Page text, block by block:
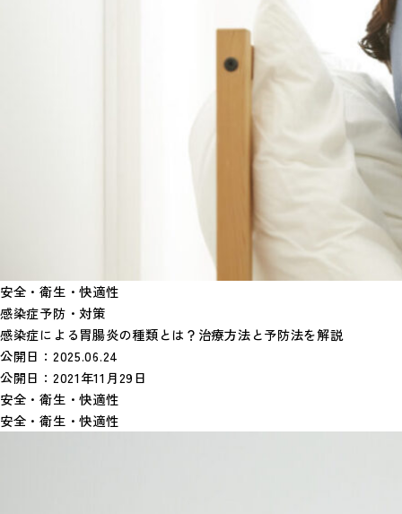
安全・衛生・快適性
感染症予防・対策
感染症による胃腸炎の種類とは？治療方法と予防法を解説
公開日： 2025.06.24
公開日： 2021年11月29日
安全・衛生・快適性
安全・衛生・快適性